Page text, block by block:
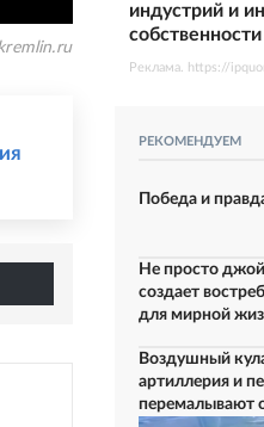
индустрий и
собственности
Реклама. https://
РЕКОМЕНДУЕМ
Победа и
Не просто
создает
для мирной
Воздушный
артиллерия и
перемалывают